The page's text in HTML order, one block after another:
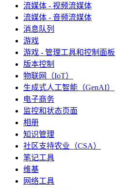
流媒体 - 视频流媒体
流媒体 - 音频流媒体
消息队列
游戏
游戏 - 管理工具和控制面板
版本控制
物联网（IoT）
生成式人工智能（GenAI）
电子商务
监控和状态页面
相册
知识管理
社区支持农业（CSA）
笔记工具
维基
网络工具